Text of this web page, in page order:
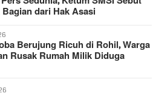
dari Hak Asasi
Berujung Ricuh di Rohil, Warga
Rusak Rumah Milik Diduga